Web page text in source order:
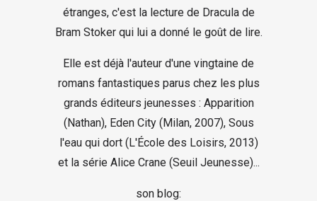
étranges, c'est la lecture de Dracula de
Bram Stoker qui lui a donné le goût de lire.
Elle est déjà l'auteur d'une vingtaine de
romans fantastiques parus chez les plus
grands éditeurs jeunesses : Apparition
(Nathan), Eden City (Milan, 2007), Sous
l'eau qui dort (L'École des Loisirs, 2013)
et la série Alice Crane (Seuil Jeunesse)...
son blog: